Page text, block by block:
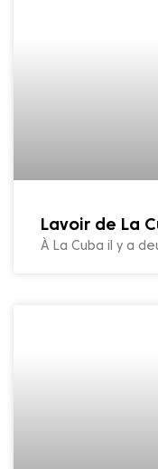
Lavoir de La
À La Cuba il y a